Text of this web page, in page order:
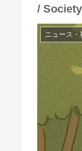
/
ニュース・